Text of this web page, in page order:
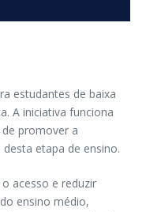
estudantes de baixa
A iniciativa funciona
promover a
etapa de ensino.
acesso e reduzir
ensino médio,